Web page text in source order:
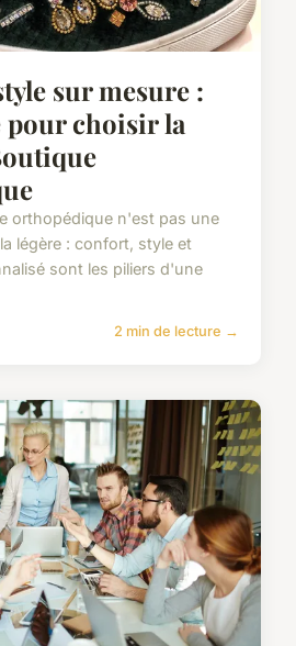
sur mesure :
pour choisir la
orthopédique n'est pas une
légère : confort, style et
sont les piliers d'une
2 min de lecture →